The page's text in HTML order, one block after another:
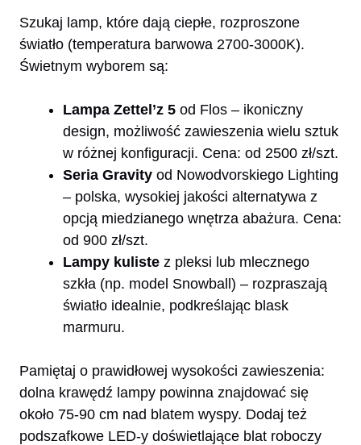
Szukaj lamp, które dają ciepłe, rozproszone
światło (temperatura barwowa 2700-3000K).
Świetnym wyborem są:
Lampa Zettel’z 5 od Flos – ikoniczny
design, możliwość zawieszenia wielu sztuk
w różnej konfiguracji. Cena: od 2500 zł/szt.
Seria Gravity od Nowodvorskiego Lighting
– polska, wysokiej jakości alternatywa z
opcją miedzianego wnętrza abażura. Cena:
od 900 zł/szt.
Lampy kuliste z pleksi lub mlecznego
szkła (np. model Snowball) – rozpraszają
światło idealnie, podkreślając blask
marmuru.
Pamiętaj o prawidłowej wysokości zawieszenia:
dolna krawędź lampy powinna znajdować się
około 75-90 cm nad blatem wyspy. Dodaj też
podszafkowe LED-y doświetlające blat roboczy